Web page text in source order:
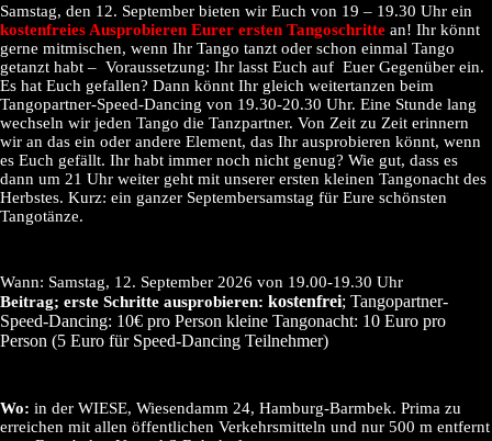
Samstag, den 12. September bieten wir Euch von 19 – 19.30 Uhr ein
kostenfreies Ausprobieren Eurer ersten Tangoschritte an! Ihr könnt
gerne mitmischen, wenn Ihr Tango tanzt oder schon einmal Tango
getanzt habt – Voraussetzung: Ihr lasst Euch auf Euer Gegenüber ein.
Es hat Euch gefallen? Dann könnt Ihr gleich weitertanzen beim
Tangopartner-Speed-Dancing von 19.30-20.30 Uhr. Eine Stunde lang
wechseln wir jeden Tango die Tanzpartner. Von Zeit zu Zeit erinnern
wir an das ein oder andere Element, das Ihr ausprobieren könnt, wenn
es Euch gefällt. Ihr habt immer noch nicht genug? Wie gut, dass es
dann um 21 Uhr weiter geht mit unserer ersten kleinen Tangonacht des
Herbstes. Kurz: ein ganzer Septembersamstag für Eure schönsten
Tangotänze.
Wann: Samstag, 12. September 2026 von 19.00-19.30 Uhr
Beitrag; erste Schritte ausprobieren: kostenfrei; Tangopartner-
Speed-Dancing: 10€ pro Person kleine Tangonacht: 10 Euro pro
Person (5 Euro für Speed-Dancing Teilnehmer)
Wo: in der WIESE, Wiesendamm 24, Hamburg-Barmbek. Prima zu
erreichen mit allen öffentlichen Verkehrsmitteln und nur 500 m entfernt